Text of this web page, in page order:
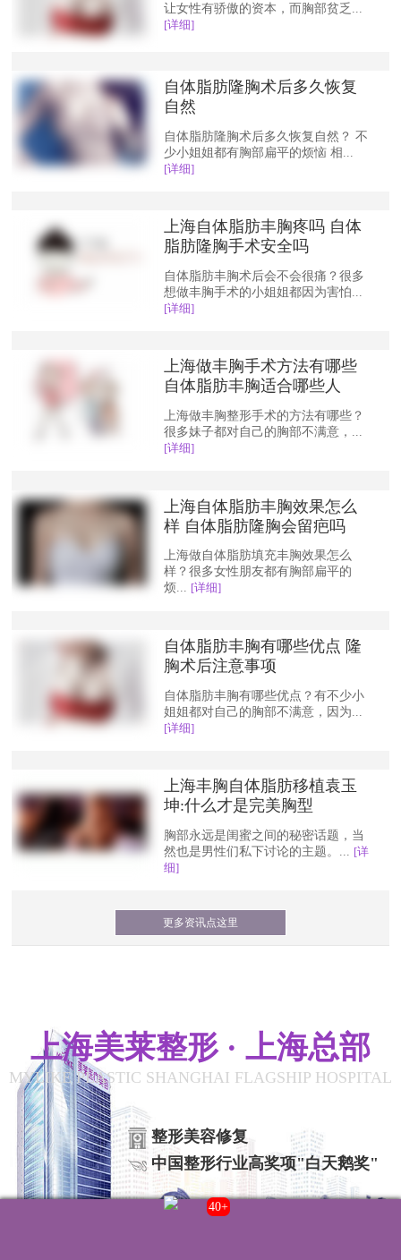
让女性有骄傲的资本，而胸部贫乏...
[详细]
自体脂肪隆胸术后多久恢复
自然
自体脂肪隆胸术后多久恢复自然？ 不
少小姐姐都有胸部扁平的烦恼 相...
[详细]
上海自体脂肪丰胸疼吗 自体
脂肪隆胸手术安全吗
自体脂肪丰胸术后会不会很痛？很多
想做丰胸手术的小姐姐都因为害怕...
[详细]
上海做丰胸手术方法有哪些
自体脂肪丰胸适合哪些人
上海做丰胸整形手术的方法有哪些？
很多妹子都对自己的胸部不满意，...
[详细]
上海自体脂肪丰胸效果怎么
样 自体脂肪隆胸会留疤吗
上海做自体脂肪填充丰胸效果怎么
样？很多女性朋友都有胸部扁平的
烦... [详细]
自体脂肪丰胸有哪些优点 隆
胸术后注意事项
自体脂肪丰胸有哪些优点？有不少小
姐姐都对自己的胸部不满意，因为...
[详细]
上海丰胸自体脂肪移植袁玉
坤:什么才是完美胸型
胸部永远是闺蜜之间的秘密话题，当
然也是男性们私下讨论的主题。...
[详
细]
更多资讯点这里
上海美莱整形 · 上海总部
MYLIKE PLASTIC SHANGHAI FLAGSHIP HOSPITAL
整形美容修复
中国整形行业高奖项"白天鹅奖"
43+